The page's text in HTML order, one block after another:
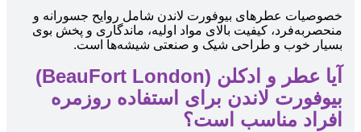
خصوصیات عطرهای بیوفورت لاندن شامل روایح جسورانه و
منحصربه‌فرد، کیفیت بالای مواد اولیه، ماندگاری و پخش بوی
بسیار خوب و طراحی شیک و صنعتی شیشه‌ها است.
آیا عطر و ادکلن (BeauFort London)
بیوفورت لاندن برای استفاده روزمره
افراد مناسب است؟